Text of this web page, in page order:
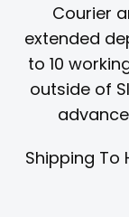
Courier
extended
to 10
outside of
Shipping To